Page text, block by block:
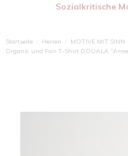
Sozialkritische
Startseite Herren MOTIVE MIT SINN
Organic und Fair T-Shirt DOUALA